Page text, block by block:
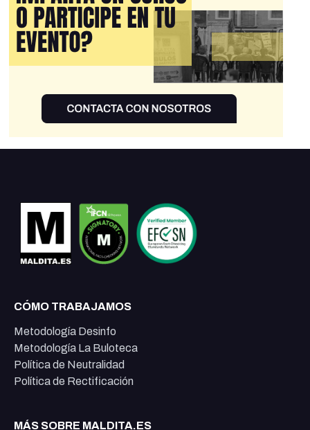
CÓMO TRABAJAMOS
Metodología Desinfo
Metodología La Buloteca
Política de Neutralidad
Política de Rectificación
MÁS SOBRE MALDITA.ES